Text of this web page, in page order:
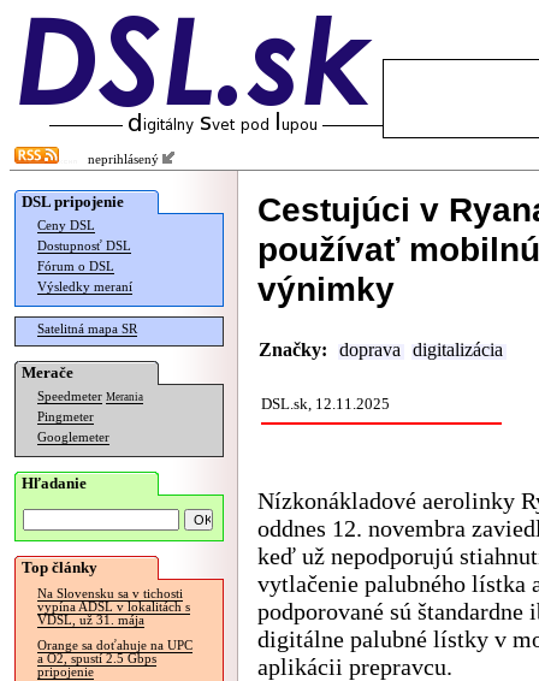
neprihlásený
DSL pripojenie
Ceny DSL
Dostupnosť DSL
Fórum o DSL
Výsledky meraní
Satelitná mapa SR
Merače
Speedmeter Merania
Pingmeter
Googlemeter
Hľadanie
Top články
Na Slovensku sa v tichosti
vypína ADSL v lokalitách s
VDSL, už 31. mája
Orange sa doťahuje na UPC
a O2, spustí 2.5 Gbps
pripojenie
Cestujúci v
používať
výnimky
Značky: doprava digitalizácia
DSL.sk, 12.11.2025
Nízkonákladové aerolinky
oddnes 12. novembra
keď už nepodporujú
vytlačenie palubného lístka
podporované sú štandardne
digitálne palubné lístky v
aplikácii prepravcu.